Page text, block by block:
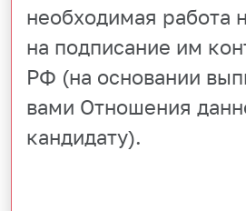
необходимая работа
на подписание им
РФ (на основании
вами Отношения
кандидату).